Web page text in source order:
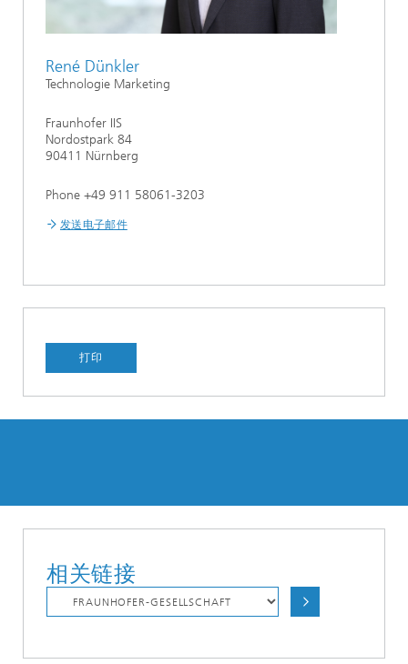
René Dünkler
Technologie Marketing
Fraunhofer IIS
Nordostpark 84
90411 Nürnberg
Phone +49 911 58061-3203
发送电子邮件
打印
相关链接